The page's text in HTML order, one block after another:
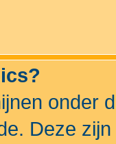
onder
Deze